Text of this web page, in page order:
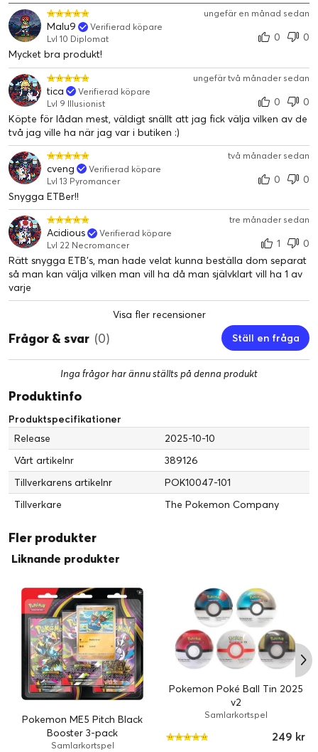
ungefär en månad sedan
Malu9
Verifierad köpare
Lvl 10 Diplomat
0
0
Mycket bra produkt!
ungefär två månader sedan
tica
Verifierad köpare
Lvl 9 Illusionist
0
0
Köpte för lådan mest, väldigt snällt att jag fick välja vilken av de
två jag ville ha när jag var i butiken :)
två månader sedan
cveng
Verifierad köpare
Lvl 13 Pyromancer
0
0
Snygga ETBer!!
tre månader sedan
Acidious
Verifierad köpare
Lvl 22 Necromancer
1
0
Rätt snygga ETB's, man hade velat kunna beställa dom separat
så man kan välja vilken man vill ha då man självklart vill ha 1 av
varje
Visa fler recensioner
Frågor & svar (0) Ställ en fråga
Inga frågor har ännu ställts på denna produkt
Produktinfo
Produktspecifikationer
Release
2025-10-10
Vårt artikelnr
389126
Tillverkarens artikelnr
POK10047-101
Tillverkare
The Pokemon Company
Fler produkter
Liknande produkter
Pokemon ME5 Pitch Black
Booster 3-pack
Samlarkortspel
Pokemon Poké Ball Tin 2025
v2
Samlarkortspel
249 kr